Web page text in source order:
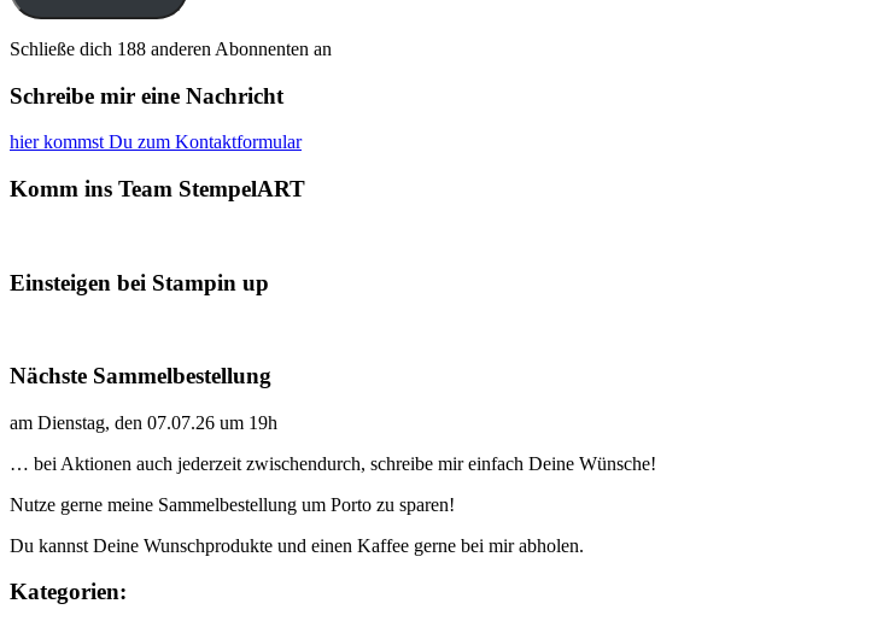
Schließe dich 188 anderen Abonnenten an
Schreibe mir eine Nachricht
hier kommst Du zum Kontaktformular
Komm ins Team StempelART
Einsteigen bei Stampin up
Nächste Sammelbestellung
am Dienstag, den 07.07.26 um 19h
… bei Aktionen auch jederzeit zwischendurch, schreibe mir einfach Deine Wünsche!
Nutze gerne meine Sammelbestellung um Porto zu sparen!
Du kannst Deine Wunschprodukte und einen Kaffee gerne bei mir abholen.
Kategorien: